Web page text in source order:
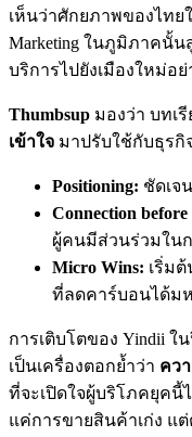
เห็นว่าศักยภาพของไทย
Marketing ในภูมิภาคนั้
บริการไปยังเมืองใหม่อ
Thumbsup มองว่า บทเ
เข้าใจ มาปรับใช้กับธุรกิ
Positioning: ชัดเจ
Connection
ผู้คนมีส่วนร่วมใน
Micro Wins: เริ่ม
ที่ลดคาร์บอนได้ม
การเติบโตของ Yindii ใ
เป็นเครื่องตอกย้ำว่า คว
ที่จะเปิดใจผู้บริโภคยุคนี้
แค่การขายสินค้าเก่ง แ